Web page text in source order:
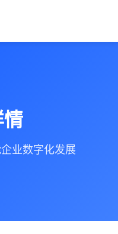
情
业数字化发展